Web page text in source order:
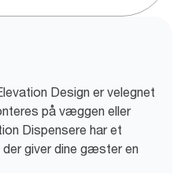
Design er velegnet
på væggen eller
Dispensere har et
giver dine gæster en